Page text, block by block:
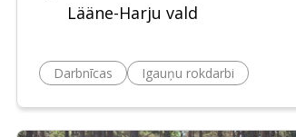
Lääne-Harju vald
Darbnīcas Igauņu rokdarbi